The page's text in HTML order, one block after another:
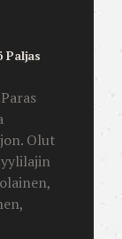
Paljas
Olut